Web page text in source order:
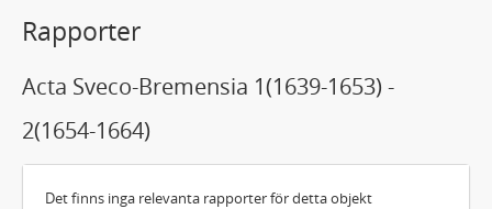
Rapporter
Acta Sveco-Bremensia 1(1639-1653) -
2(1654-1664)
Det finns inga relevanta rapporter för detta objekt